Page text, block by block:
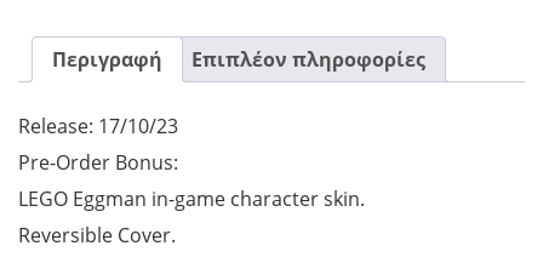
Περιγραφή Επιπλέον πληροφορίες
Release: 17/10/23
Pre-Order Bonus:
LEGO Eggman in-game character skin.
Reversible Cover.